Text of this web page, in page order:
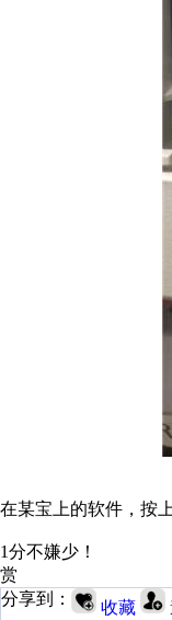
在某宝上的软件，按
1分不嫌少！
赏
分享到：
收藏